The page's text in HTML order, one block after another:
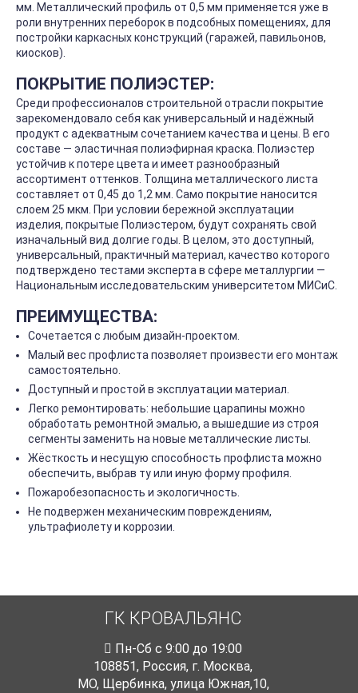
мм. Металлический профиль от 0,5 мм применяется уже в
роли внутренних переборок в подсобных помещениях, для
постройки каркасных конструкций (гаражей, павильонов,
киосков).
ПОКРЫТИЕ ПОЛИЭСТЕР:
Среди профессионалов строительной отрасли покрытие
зарекомендовало себя как универсальный и надёжный
продукт с адекватным сочетанием качества и цены. В его
составе — эластичная полиэфирная краска. Полиэстер
устойчив к потере цвета и имеет разнообразный
ассортимент оттенков. Толщина металлического листа
составляет от 0,45 до 1,2 мм. Само покрытие наносится
слоем 25 мкм. При условии бережной эксплуатации
изделия, покрытые Полиэстером, будут сохранять свой
изначальный вид долгие годы. В целом, это доступный,
универсальный, практичный материал, качество которого
подтверждено тестами эксперта в сфере металлургии —
Национальным исследовательским университетом МИСиС.
ПРЕИМУЩЕСТВА:
Сочетается с любым дизайн-проектом.
Малый вес профлиста позволяет произвести его монтаж
самостоятельно.
Доступный и простой в эксплуатации материал.
Легко ремонтировать: небольшие царапины можно
обработать ремонтной эмалью, а вышедшие из строя
сегменты заменить на новые металлические листы.
Жёсткость и несущую способность профлиста можно
обеспечить, выбрав ту или иную форму профиля.
Пожаробезопасность и экологичность.
Не подвержен механическим повреждениям,
ультрафиолету и коррозии.
ГК КРОВАЛЬЯНС
Пн-Cб с 9:00 до 19:00
108851, Россия, г. Москва,
МО, Щербинка, улица Южная,10,